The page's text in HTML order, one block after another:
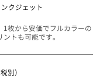
ンクジェット
1枚から安価でフルカラーの
トも可能です。
別）